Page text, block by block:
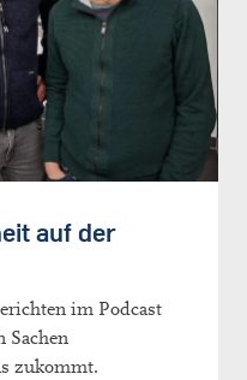
auf der
im Podcast
Sachen
zukommt.